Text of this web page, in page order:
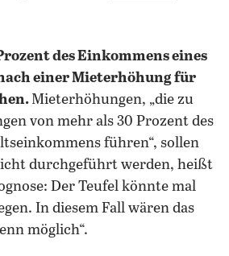
des Einkommens eines
einer Mieterhöhung für
Mieterhöhungen, „die zu
von mehr als 30 Prozent des
führen“, sollen
durchgeführt werden, heißt
Der Teufel könnte mal
In diesem Fall wären das
möglich“.